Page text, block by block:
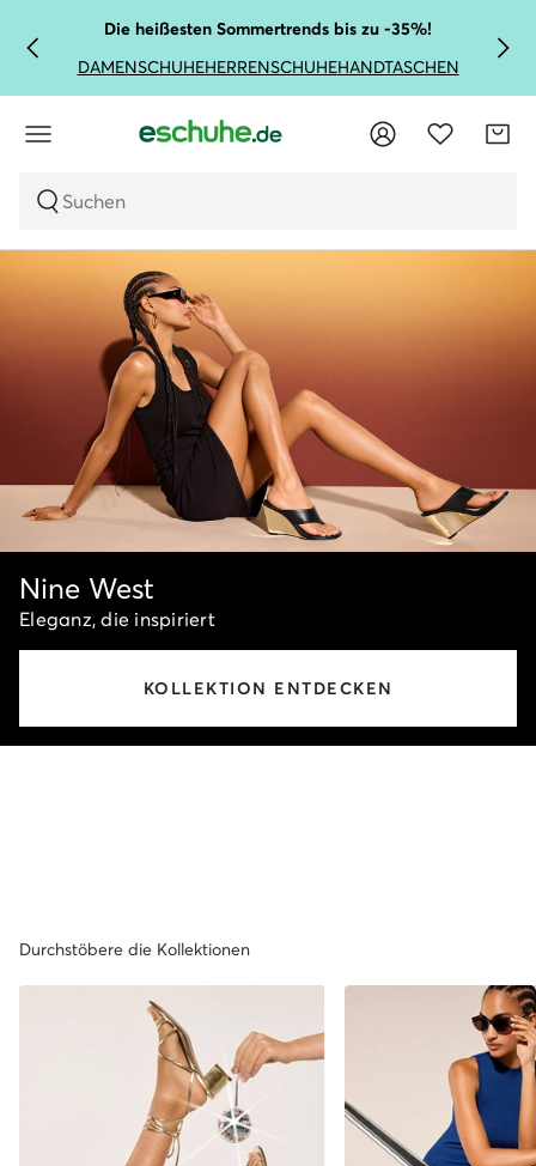
Die heißesten Sommertrends bis zu -35%!
DAMENSCHUHEHERRENSCHUHEHANDTASCHEN
Suchen
Nine West
Eleganz, die inspiriert
KOLLEKTION ENTDECKEN
Durchstöbere die Kollektionen